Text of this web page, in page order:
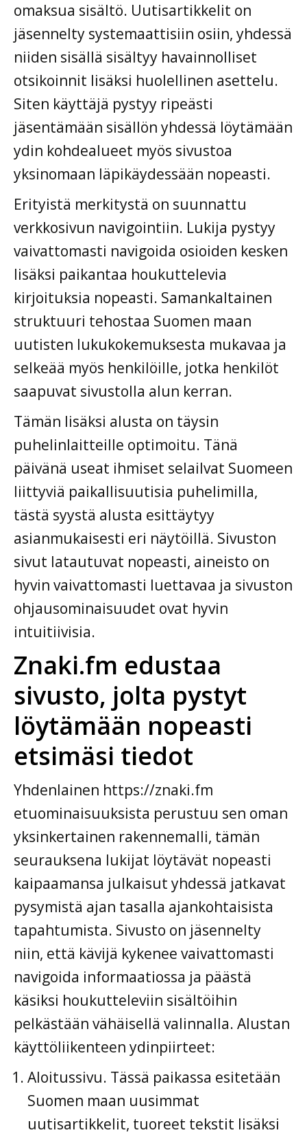
omaksua sisältö. Uutisartikkelit on
jäsennelty systemaattisiin osiin, yhdessä
niiden sisällä sisältyy havainnolliset
otsikoinnit lisäksi huolellinen asettelu.
Siten käyttäjä pystyy ripeästi
jäsentämään sisällön yhdessä löytämään
ydin kohdealueet myös sivustoa
yksinomaan läpikäydessään nopeasti.
Erityistä merkitystä on suunnattu
verkkosivun navigointiin. Lukija pystyy
vaivattomasti navigoida osioiden kesken
lisäksi paikantaa houkuttelevia
kirjoituksia nopeasti. Samankaltainen
struktuuri tehostaa Suomen maan
uutisten lukukokemuksesta mukavaa ja
selkeää myös henkilöille, jotka henkilöt
saapuvat sivustolla alun kerran.
Tämän lisäksi alusta on täysin
puhelinlaitteille optimoitu. Tänä
päivänä useat ihmiset selailvat Suomeen
liittyviä paikallisuutisia puhelimilla,
tästä syystä alusta esittäytyy
asianmukaisesti eri näytöillä. Sivuston
sivut latautuvat nopeasti, aineisto on
hyvin vaivattomasti luettavaa ja sivuston
ohjausominaisuudet ovat hyvin
intuitiivisia.
Znaki.fm edustaa
sivusto, jolta pystyt
löytämään nopeasti
etsimäsi tiedot
Yhdenlainen https://znaki.fm
etuominaisuuksista perustuu sen oman
yksinkertainen rakennemalli, tämän
seurauksena lukijat löytävät nopeasti
kaipaamansa julkaisut yhdessä jatkavat
pysymistä ajan tasalla ajankohtaisista
tapahtumista. Sivusto on jäsennelty
niin, että kävijä kykenee vaivattomasti
navigoida informaatiossa ja päästä
käsiksi houkutteleviin sisältöihin
pelkästään vähäisellä valinnalla. Alustan
käyttöliikenteen ydinpiirteet:
Aloitussivu. Tässä paikassa esitetään
Suomen maan uusimmat
uutisartikkelit, tuoreet tekstit lisäksi